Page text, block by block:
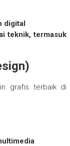
digital
teknik, termasuk
grafis terbaik di